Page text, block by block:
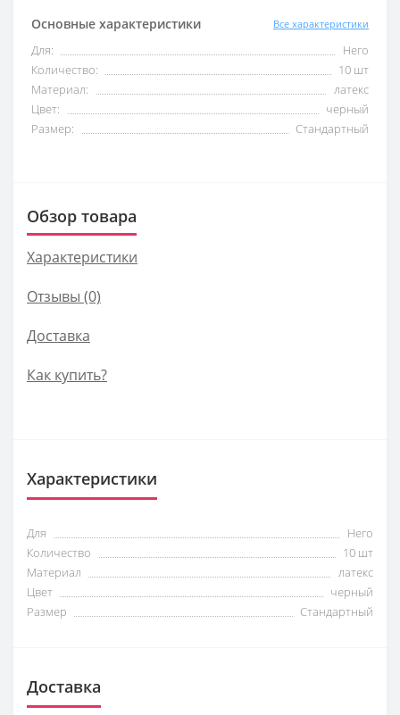
Основные характеристики Все характеристики
Для:
Него
Количество:
10 шт
Материал:
латекс
Цвет:
черный
Размер:
Стандартный
Обзор товара
Характеристики
Отзывы (0)
Доставка
Как купить?
Характеристики
Для
Него
Количество
10 шт
Материал
латекс
Цвет
черный
Размер
Стандартный
Доставка